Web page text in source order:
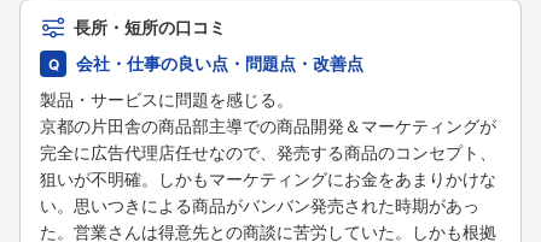
長所・短所の口コミ
会社・仕事の良い点・問題点・改善点
製品・サービスに問題を感じる。
京都の片田舎の商品部主導での商品開発＆マーケティングが
完全に広告代理店任せなので、発売する商品のコンセプト、
狙いが不明確。しかもマーケティングにお金をあまりかけな
い。思いつきによる商品がバンバン発売された時期があっ
た。営業さんは得意先との商談に苦労していた。しかも根拠